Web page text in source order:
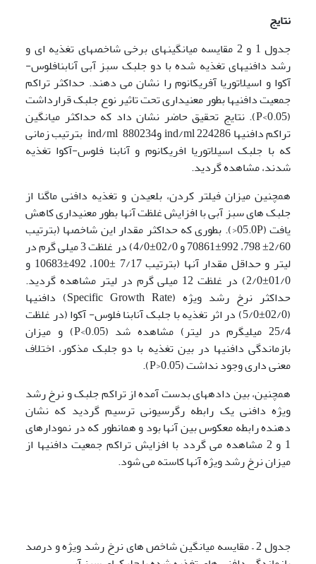
نتایج
جدول 1 و 2 مقایسه میانگین­های برخی شاخصهای تغذیه ای و
رشد دافنی­های تغذیه شده با دو جلبک سبز آبی آنابنافلوس-
آکوا و اسیلاتوریا آفریکانوم را نشان می دهند. حداکثر تراکم
جمعیت دافنی­ها بطور معنی­داری تحت تاثیر نوع جلبک قرارداشت
(P<0.05). نتایج تحقیق حاضر نشان داد که حداکثر میانگین
تراکم دافنی­ها ind/ml 224286 وind/ml 880234 بترتیب زمانی
که با جلبک اسیلاتوریا افریکانوم و آنابنا فلوس-آکوا تغذیه
شدند، مشاهده گردید.
همچنین میزان فیلتر کردن، بلعیدن و تغذیه دافنی ماگنا از
جلبک های سبز آبی با افزایش غلظت آنها بطور معنی­داری کاهش
یافت (05.0P<). بطوری که حداکثر مقدار این شاخصها (بترتیب
2/60± 798، 992±70861 و 02/0±4/0) در غلظت 3 میلی گرم در
لیتر و حداقل مقدار آنها (بترتیب 7/17 ±100، 492±10683 و
01/0±2/0) در غلظت 12 میلی گرم در لیتر مشاهده گردید.
حداکثر نرخ رشد ویژه (Specific Growth Rate) دافنی­ها
(02/0±5/0) در اثر تغذیه با جلبک آنابنا فلوس- آکوا (در غلظت
25/4 میلیگرم در لیتر) مشاهده شد (P<0.05) و میزان
بازماندگی دافنی­ها در بین تغذیه با دو جلبک مذکور، اختلاف
معنی داری وجود نداشت (P>0.05).
همچنین، بین داده­های بدست آمده از تراکم جلبک و نرخ رشد
ویژه دافنی یک رابطه رگرسیونی ترسیم گردید که نشان
دهنده رابطه معکوس بین آنها بود و همانطور که در نمودارهای
1 و 2 مشاهده می گردد با افزایش تراکم جمعیت دافنی­ها از
میزان نرخ رشد ویژه آنها کاسته می شود.
جدول 2 – مقایسه میانگین شاخص های نرخ رشد ویژه و درصد